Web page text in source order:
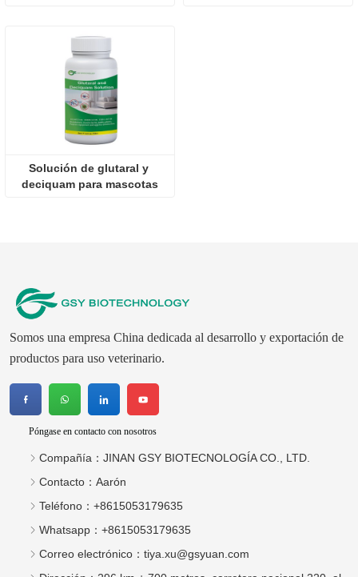
Solución de glutaral y
deciquam para mascotas
Somos una empresa China dedicada al desarrollo y exportación de
productos para uso veterinario.
Póngase en contacto con nosotros
Compañía： JINAN GSY BIOTECNOLOGÍA CO., LTD.
Contacto： Aarón
Teléfono： +8615053179635
Whatsapp： +8615053179635
Correo electrónico： tiya.xu@gsyuan.com